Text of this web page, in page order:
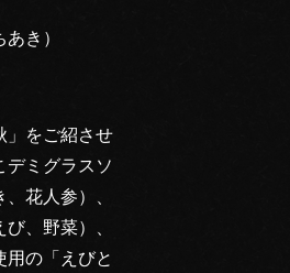
き）
をご紹させ
デミグラスソ
花人参）、
、野菜）、
の「えびと